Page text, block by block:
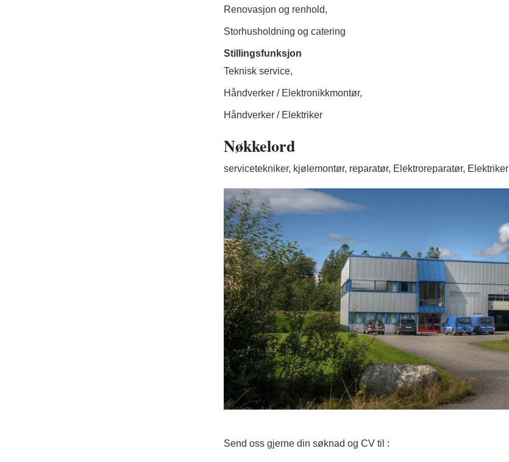
Renovasjon og renhold,
Storhusholdning og catering
Stillingsfunksjon
Teknisk service,
Håndverker / Elektronikkmontør,
Håndverker / Elektriker
Nøkkelord
servicetekniker, kjølemontør, reparatør, Elektroreparatør, Elektriker
Send oss gjerne din søknad og CV til :